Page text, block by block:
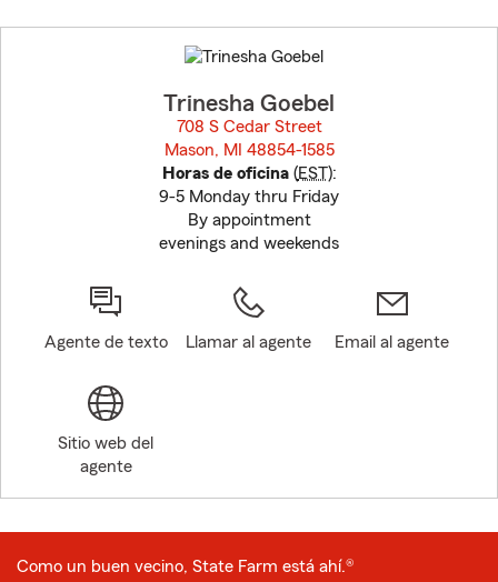
to
before
Trinesha Goebel
708 S Cedar Street
Mason, MI 48854-1585
Horas de oficina(EST):
9-5 Monday thru Friday
By appointment
evenings and weekends
Agente de texto Llamar al agente Email al agente
Sitio web del
agente
Como un buen vecino, State Farm está ahí.®